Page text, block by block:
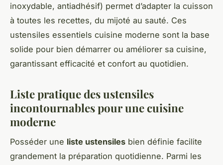
inoxydable, antiadhésif) permet d’adapter la cuisson
à toutes les recettes, du mijoté au sauté. Ces
ustensiles essentiels cuisine moderne sont la base
solide pour bien démarrer ou améliorer sa cuisine,
garantissant efficacité et confort au quotidien.
Liste pratique des ustensiles
incontournables pour une cuisine
moderne
Posséder une liste ustensiles bien définie facilite
grandement la préparation quotidienne. Parmi les